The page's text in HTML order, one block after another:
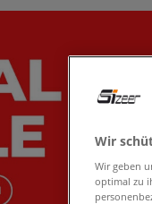
Wir
Wir geben
optimal zu